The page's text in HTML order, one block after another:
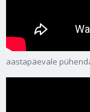
aastapäevale